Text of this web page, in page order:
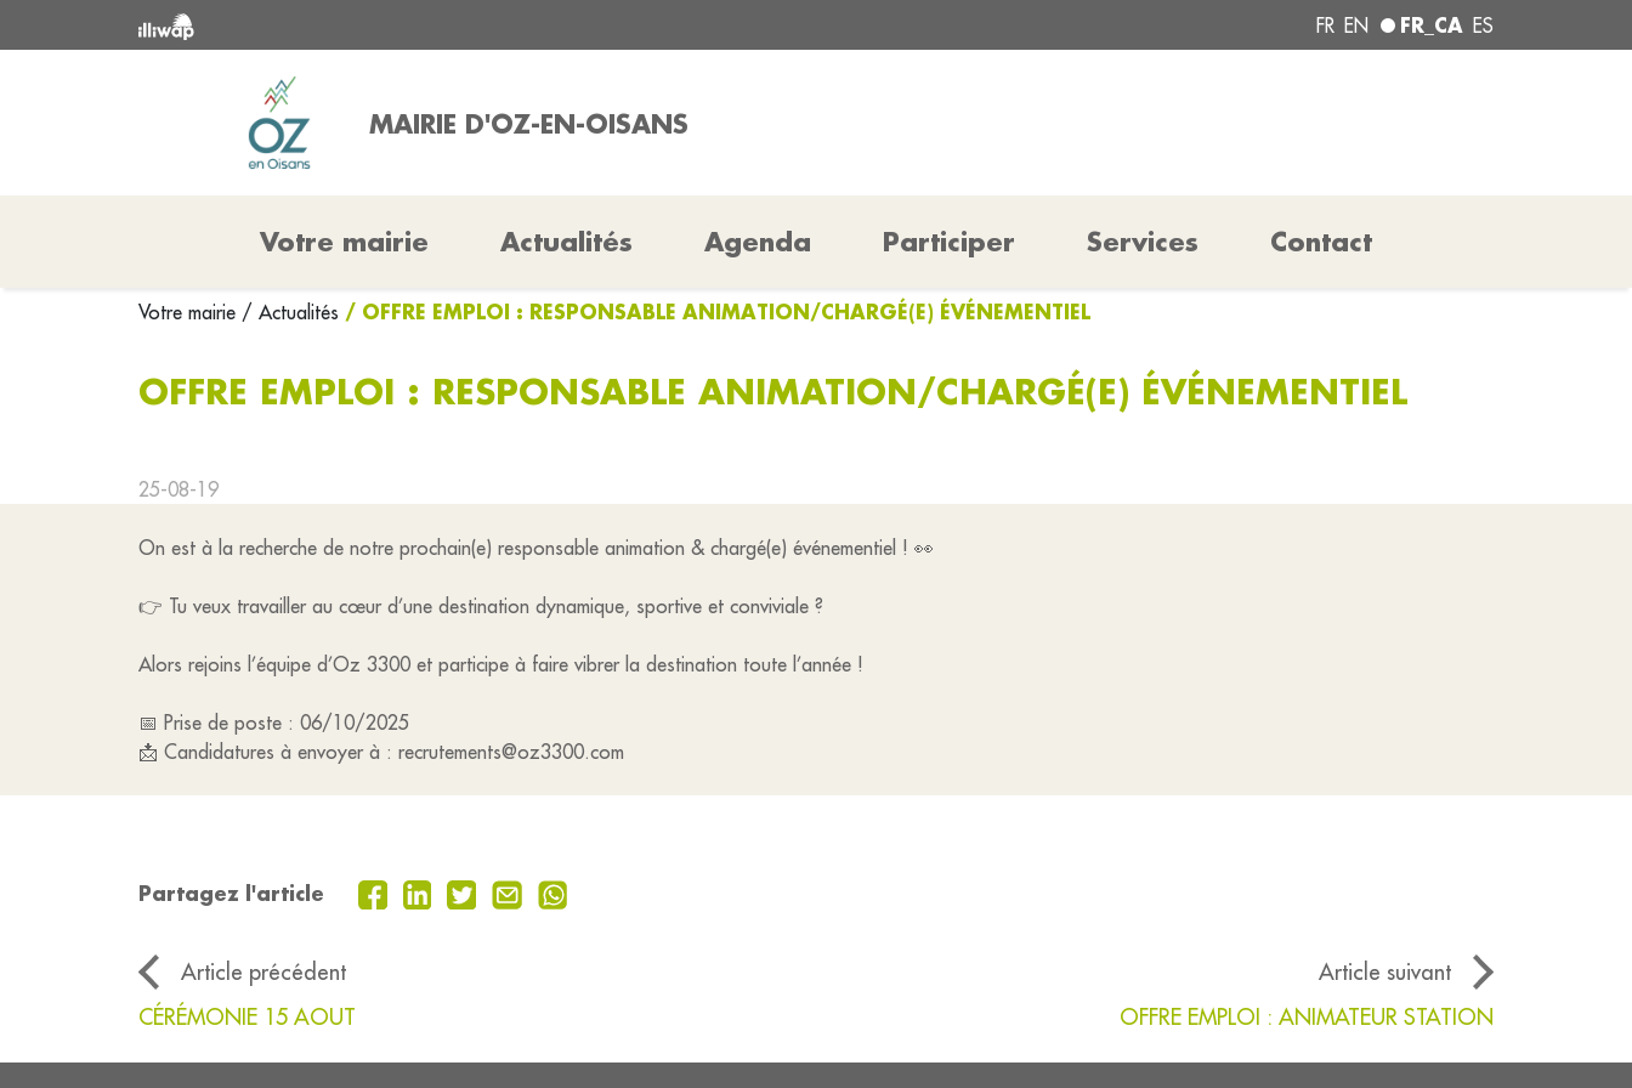
FR EN FR_CA ES
MAIRIE D'OZ-EN-OISANS
Votre mairie Actualités Agenda Participer Services Contact
Votre mairie / Actualités / OFFRE EMPLOI : RESPONSABLE ANIMATION/CHARGÉ(E) ÉVÉNEMENTIEL
OFFRE EMPLOI : RESPONSABLE ANIMATION/CHARGÉ(E) ÉVÉNEMENTIEL
25-08-19
On est à la recherche de notre prochain(e) responsable animation & chargé(e) événementiel ! 👀
👉 Tu veux travailler au cœur d’une destination dynamique, sportive et conviviale ?
Alors rejoins l’équipe d’Oz 3300 et participe à faire vibrer la destination toute l’année !
📅 Prise de poste : 06/10/2025
📩 Candidatures à envoyer à : recrutements@oz3300.com
Partagez l'article
Article précédent
Article suivant
CÉRÉMONIE 15 AOUT
OFFRE EMPLOI : ANIMATEUR STATION